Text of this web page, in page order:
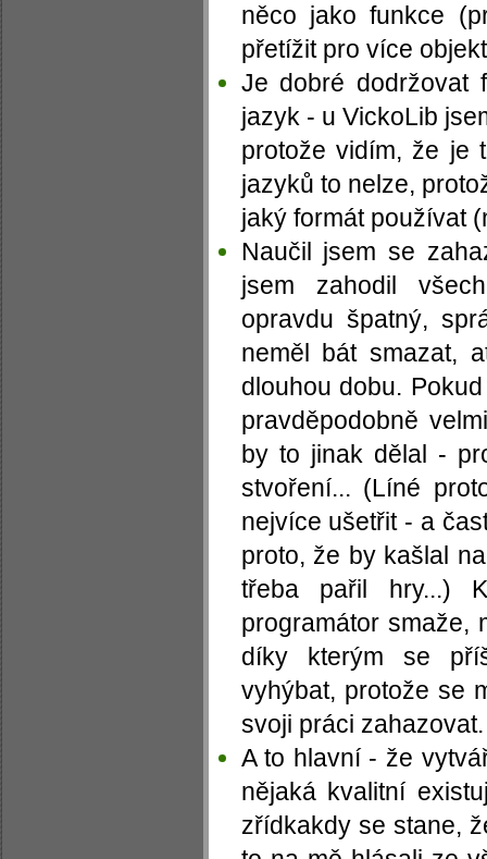
něco jako funkce
přetížit pro více
Je dobré dodržovat
jazyk - u VickoLib
protože vidím, že je
jazyků to nelze,
jaký formát používat
Naučil jsem se
jsem zahodil
opravdu špatný,
neměl bát smazat,
dlouhou dobu.
pravděpodobně
by to jinak dělal -
stvoření... (Líné
nejvíce ušetřit - a
proto, že by kašlal
třeba pařil hry...)
programátor smaže,
díky kterým se
vyhýbat, protože se
svoji práci zahazovat.
A to hlavní - že
nějaká kvalitní
zřídkakdy se stane,